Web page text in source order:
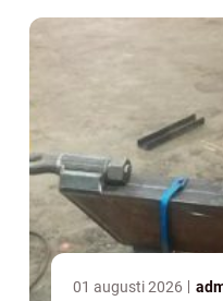
01 augusti 2026